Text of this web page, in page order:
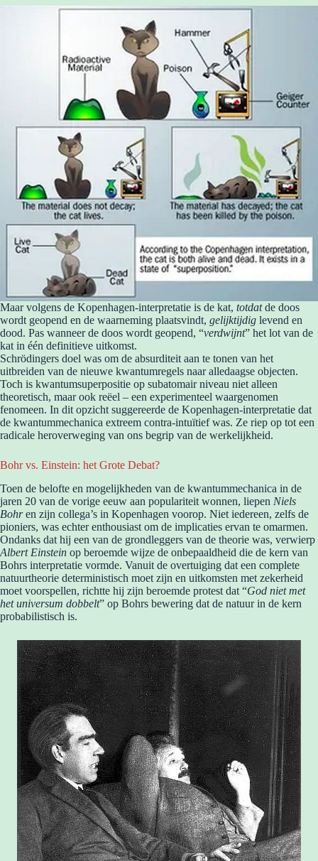
Maar volgens de Kopenhagen-interpretatie is de kat, totdatde doos
wordt geopend en de waarneming plaatsvindt, gelijktijdig levend en
dood. Pas wanneer de doos wordt geopend, “verdwijnt” het lot van de
kat in één definitieve uitkomst.
Schrödingers doel was om de absurditeit aan te tonen van het
uitbreiden van de nieuwe kwantumregels naar alledaagse objecten.
Toch is kwantumsuperpositie op subatomair niveau niet alleen
theoretisch, maar ook reëel – een experimenteel waargenomen
fenomeen. In dit opzicht suggereerde de Kopenhagen-interpretatie dat
de kwantummechanica extreem contra-intuïtief was. Ze riep op tot een
radicale heroverweging van ons begrip van de werkelijkheid.
Bohr vs. Einstein: het Grote Debat?
Toen de belofte en mogelijkheden van de kwantummechanica in de
jaren 20 van de vorige eeuw aan populariteit wonnen, liepen Niels
Bohren zijn collega’s in Kopenhagen voorop. Niet iedereen, zelfs de
pioniers, was echter enthousiast om de implicaties ervan te omarmen.
Ondanks dat hij een van de grondleggers van de theorie was, verwierp
Albert Einstein op beroemde wijze de onbepaaldheid die de kern van
Bohrs interpretatie vormde. Vanuit de overtuiging dat een complete
natuurtheorie deterministisch moet zijn en uitkomsten met zekerheid
moet voorspellen, richtte hij zijn beroemde protest dat “God niet met
het universum dobbelt” op Bohrs bewering dat de natuur in de kern
probabilistisch is.